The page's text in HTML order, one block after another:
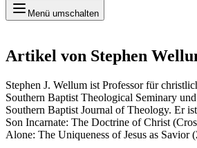
Menü umschalten
Artikel von Stephen
Stephen J. Wellum ist Professor für
Southern Baptist Theological Seminary
Southern Baptist Journal of Theology. Er
Son Incarnate: The Doctrine of Christ
Alone: The Uniqueness of Jesus as Savior